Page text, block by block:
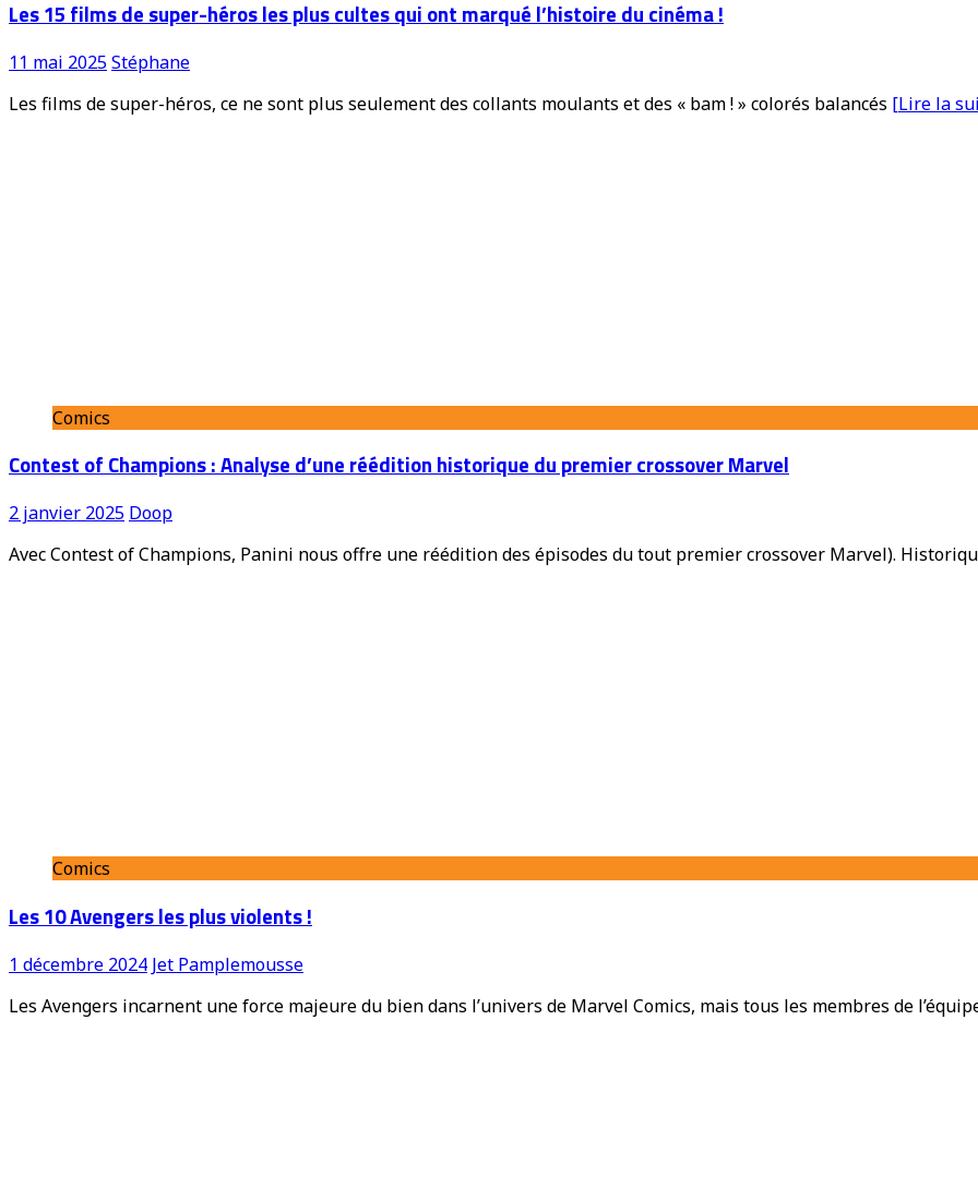
Les 15 films de super-héros les plus cultes qui ont marqué l’histoire du cinéma !
11 mai 2025Stéphane
Les films de super-héros, ce ne sont plus seulement des collants moulants et des « bam ! » colorés balancés [Lire la
Comics
Contest of Champions : Analyse d’une réédition historique du premier crossover Marvel
2 janvier 2025 Doop
Avec Contest of Champions, Panini nous offre une réédition des épisodes du tout premier crossover Marvel).
Comics
Les 10 Avengers les plus violents !
1 décembre 2024 Jet Pamplemousse
Les Avengers incarnent une force majeure du bien dans l’univers de Marvel Comics, mais tous les membres de